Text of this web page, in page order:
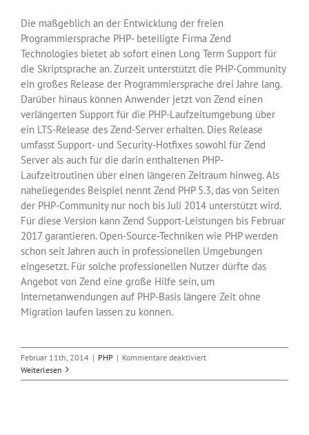
Die maßgeblich an der Entwicklung der freien
Programmiersprache PHP- beteiligte Firma Zend
Technologies bietet ab sofort einen Long Term Support für
die Skriptsprache an. Zurzeit unterstützt die PHP-Community
ein großes Release der Programmiersprache drei Jahre lang.
Darüber hinaus können Anwender jetzt von Zend einen
verlängerten Support für die PHP-Laufzeitumgebung über
ein LTS-Release des Zend-Server erhalten. Dies Release
umfasst Support- und Security-Hotfixes sowohl für Zend
Server als auch für die darin enthaltenen PHP-
Laufzeitroutinen über einen längeren Zeitraum hinweg. Als
naheliegendes Beispiel nennt Zend PHP 5.3, das von Seiten
der PHP-Community nur noch bis Juli 2014 unterstützt wird.
Für diese Version kann Zend Support-Leistungen bis Februar
2017 garantieren. Open-Source-Techniken wie PHP werden
schon seit Jahren auch in professionellen Umgebungen
eingesetzt. Für solche professionellen Nutzer dürfte das
Angebot von Zend eine große Hilfe sein, um
Internetanwendungen auf PHP-Basis längere Zeit ohne
Migration laufen lassen zu können.
Februar 11th, 2014 | PHP | Kommentare deaktiviertfür
bietet
Weiterlesen